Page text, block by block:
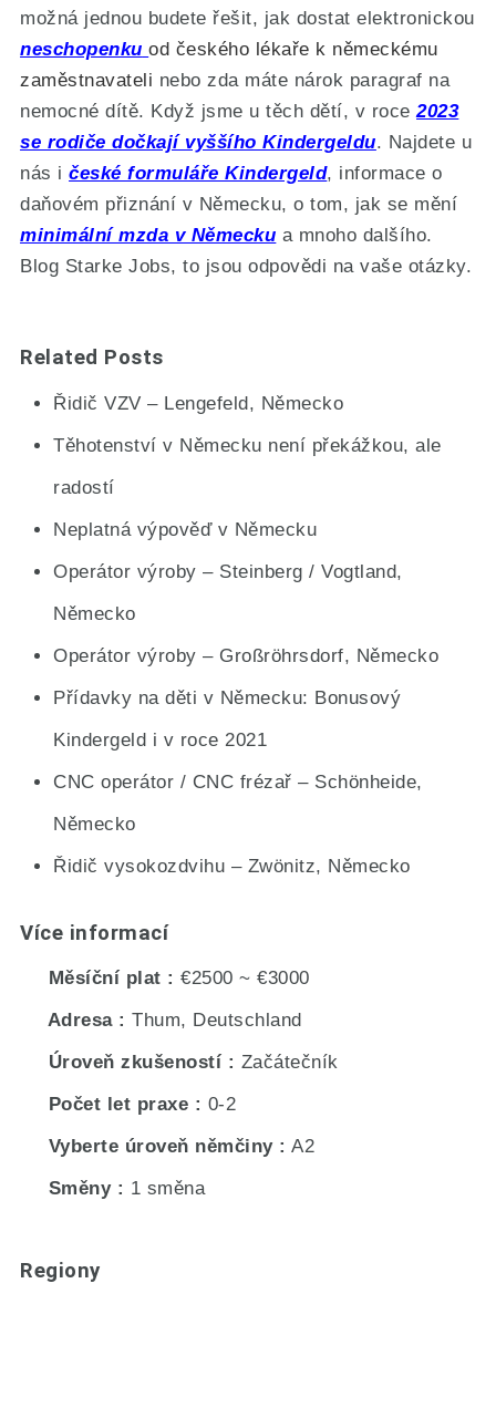
možná jednou budete řešit, jak dostat elektronickou
neschopenku od českého lékaře k německému
zaměstnavateli nebo zda máte nárok paragraf na
nemocné dítě. Když jsme u těch dětí, v roce2023
se rodiče dočkají vyššího Kindergeldu. Najdete u
nás ičeské formuláře Kindergeld, informace o
daňovém přiznání v Německu, o tom, jak se mění
minimální mzda v Německu a mnoho dalšího.
Blog Starke Jobs, to jsou odpovědi na vaše otázky.
Related Posts
Řidič VZV – Lengefeld, Německo
Těhotenství v Německu není překážkou, ale
radostí
Neplatná výpověď v Německu
Operátor výroby – Steinberg / Vogtland,
Německo
Operátor výroby – Großröhrsdorf, Německo
Přídavky na děti v Německu: Bonusový
Kindergeld i v roce 2021
CNC operátor / CNC frézař – Schönheide,
Německo
Řidič vysokozdvihu – Zwönitz, Německo
Více informací
Měsíční plat
€2500 ~ €3000
Adresa
Thum, Deutschland
Úroveň zkušeností
Začátečník
Počet let praxe
0-2
Vyberte úroveň němčiny
A2
Směny
1 směna
Regiony